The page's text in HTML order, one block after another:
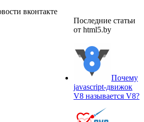
вконтакте
Последние статьи
от html5.by
Почему
javascript-движок
V8 называется V8?